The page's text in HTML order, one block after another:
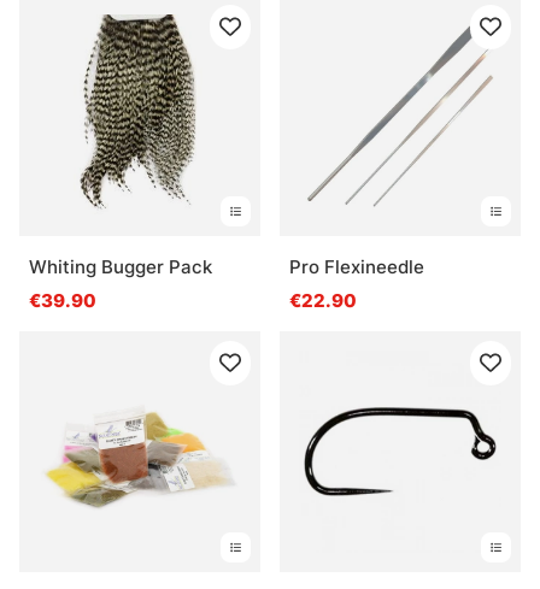
Whiting Bugger Pack
€39.90
Pro Flexineedle
€22.90